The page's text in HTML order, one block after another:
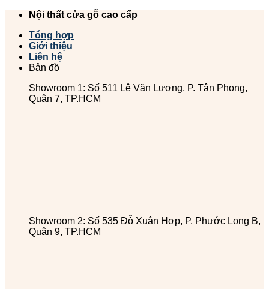
Chuyển
dung
Nội thất cửa gỗ cao cấp
Tổng hợp
Giới thiệu
Liên hệ
Bản đồ
Showroom 1: Số 511 Lê Văn Lương, P. Tân Phong,
Quận 7, TP.HCM
Showroom 2: Số 535 Đỗ Xuân Hợp, P. Phước Long B,
Quận 9, TP.HCM